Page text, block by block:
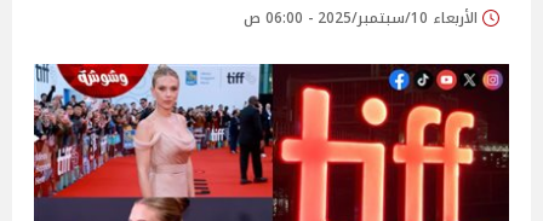
الأربعاء 10/سبتمبر/2025 - 06:00 ص